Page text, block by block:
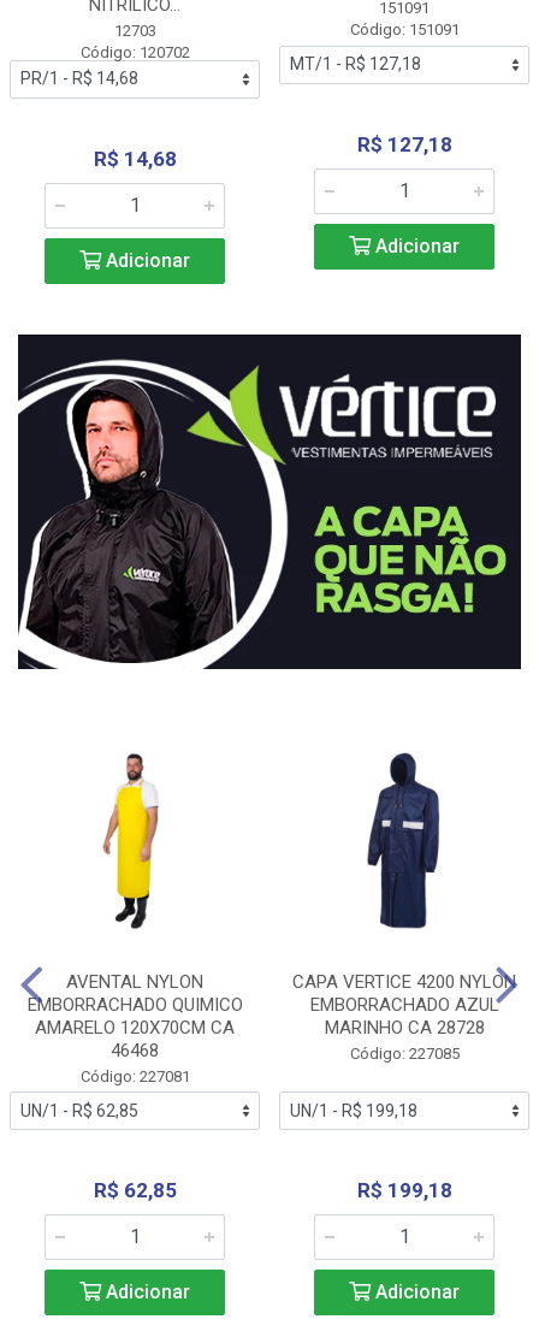
NITRÍLICO...
12703
Código: 120702
R$ 14,68
Adicionar
151091
Código: 151091
R$ 127,18
Adicionar
AVENTAL NYLON
EMBORRACHADO QUIMICO
AMARELO 120X70CM CA
46468
Código: 227081
R$ 62,85
Adicionar
CAPA VERTICE 4200 NYLON
EMBORRACHADO AZUL
MARINHO CA 28728
Código: 227085
R$ 199,18
Adicionar